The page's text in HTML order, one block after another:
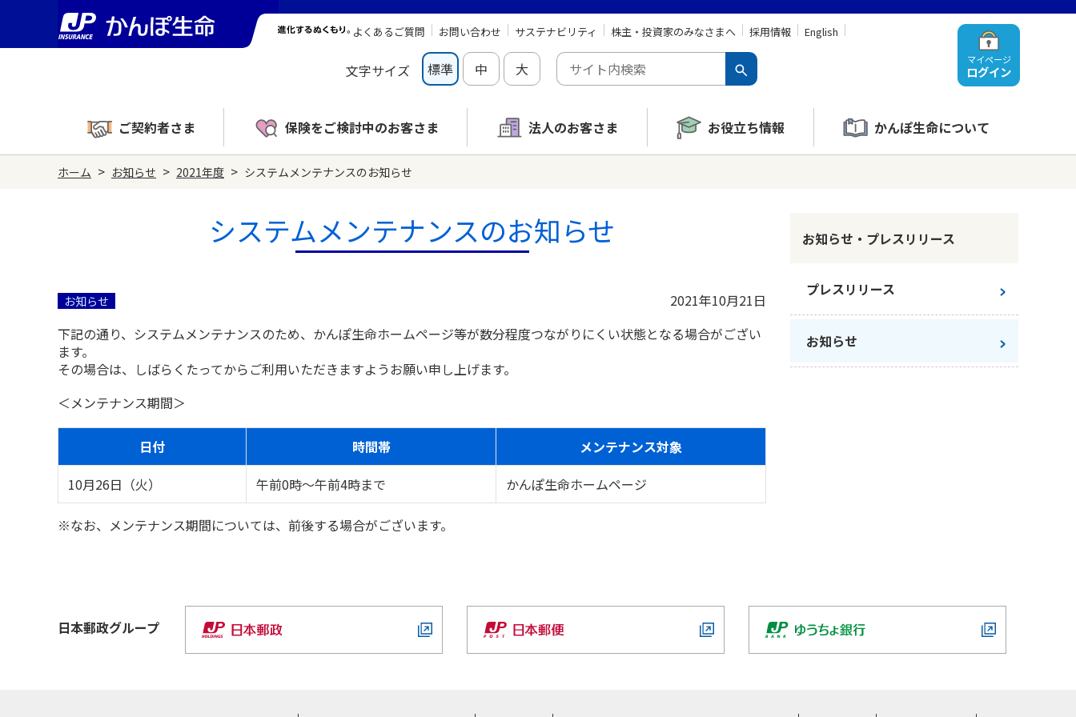
マイページ
ログイン
よくあるご質問 お問い合わせ サステナビリティ 株主・投資家のみなさまへ 採用情報 English
文字サイズ 標準 中 大
ご契約者さま 保険をご検討中のお客さま 法人のお客さま お役立ち情報 かんぽ生命について
ホーム > お知らせ > 2021年度 > システムメンテナンスのお知らせ
システムメンテナンスのお知らせ
お知らせ
2021年10月21日
下記の通り、システムメンテナンスのため、かんぽ生命ホームページ等が数分程度つながりにくい状態となる場合がござい
ます。
その場合は、しばらくたってからご利用いただきますようお願い申し上げます。
＜メンテナンス期間＞
日付 時間帯
メンテナンス対象
10月26日（火）
午前0時～午前4時まで かんぽ生命ホームページ
※なお、メンテナンス期間については、前後する場合がございます。
お知らせ・プレスリリース
プレスリリース
お知らせ
日本郵政グループ